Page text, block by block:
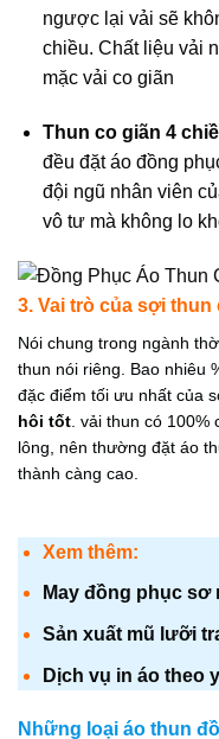
ngược lại vải sẽ
chiều. Chất liệu vải
mặc vải co giãn
Thun co giãn 4
đều đặt áo đồng
đội ngũ nhân viên
vô tư mà không lo
3. Vai trò của sợi thun
Nói chung trong ngành
thun nói riêng. Bao nhiêu
đặc điểm tối ưu nhất của
hôi tốt . vải thun có
lông, nên thường đặt áo
thành càng cao.
Xem thêm:
May đồng phục sơ
Sản xuất mũ lưỡi
Dịch vụ in áo theo
Những loại áo thun